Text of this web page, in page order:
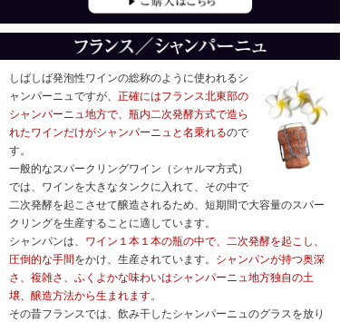
しばしば発泡性ワインの総称のように使われるシ
ャンパーニュですが、 正確にはフランス北東部の
シャンパーニュ地方で、瓶内二次発酵方式で造ら
れたワインだけがシャンパーニュと名乗れるので
す。
一般的なスパークリングワイン（シャルマ方式）
では、ワインを大きなタンクに入れて、その中で
二次発酵を起こさせて醸造されるため、短期間で大容量のスパー
クリングを生産することに適しています。
シャンパンは、 ワイン１本１本の瓶の中で、二次発酵を起こし、
圧倒的な手間をかけ、生産されています。 シャンパンが持つ奥深
さ、複雑さ、ふくよかな味わいはシャンパーニュ地方独自の土
壌、醸造方法から生まれます。
その昔フランスでは、飲み干したシャンパーニュのグラスを放り